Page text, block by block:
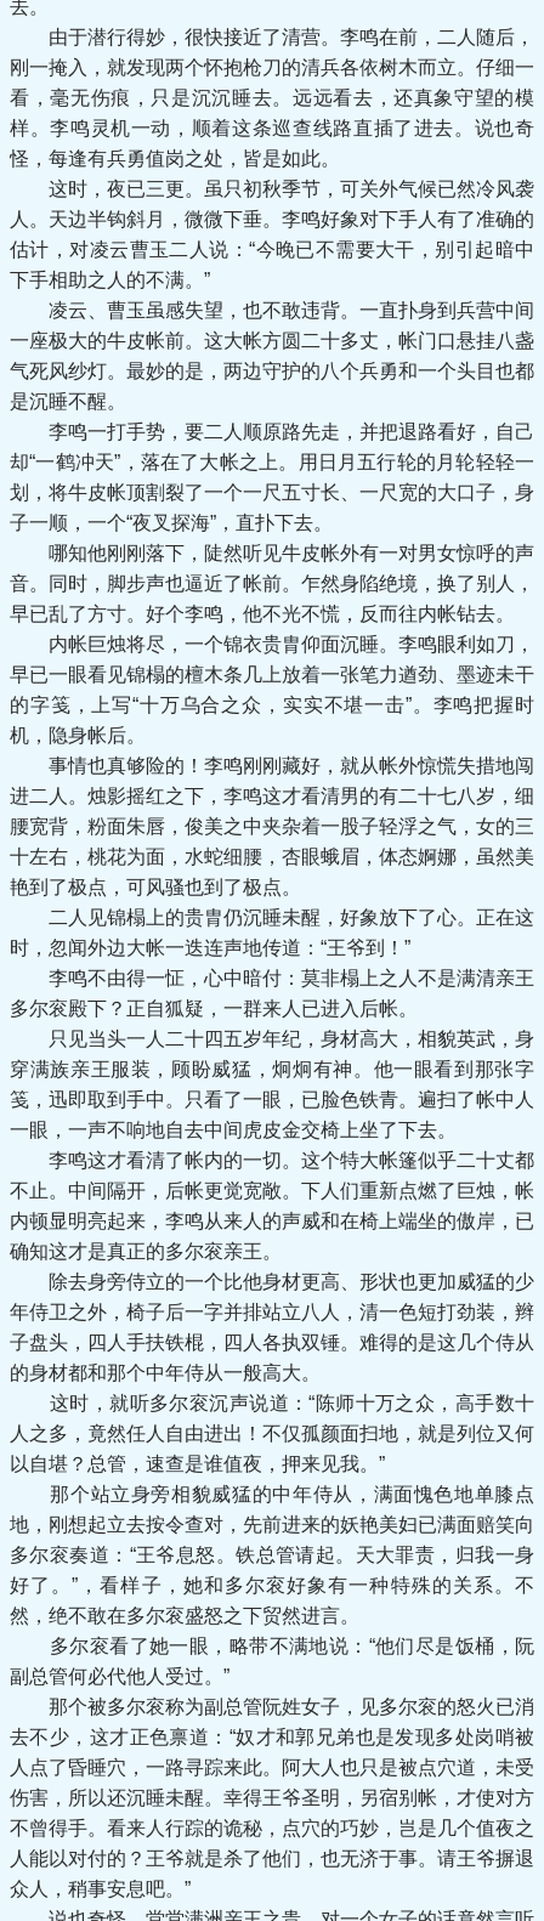
去。
由于潜行得妙，很快接近了清营。李鸣在前，二人随后，
刚一掩入，就发现两个怀抱枪刀的清兵各依树木而立。仔细一
看，毫无伤痕，只是沉沉睡去。远远看去，还真象守望的模
样。李鸣灵机一动，顺着这条巡查线路直插了进去。说也奇
怪，每逢有兵勇值岗之处，皆是如此。
这时，夜已三更。虽只初秋季节，可关外气候已然冷风袭
人。天边半钩斜月，微微下垂。李鸣好象对下手人有了准确的
估计，对凌云曹玉二人说：“今晚已不需要大干，别引起暗中
下手相助之人的不满。”
凌云、曹玉虽感失望，也不敢违背。一直扑身到兵营中间
一座极大的牛皮帐前。这大帐方圆二十多丈，帐门口悬挂八盏
气死风纱灯。最妙的是，两边守护的八个兵勇和一个头目也都
是沉睡不醒。
李鸣一打手势，要二人顺原路先走，并把退路看好，自己
却“一鹤冲天”，落在了大帐之上。用日月五行轮的月轮轻轻一
划，将牛皮帐顶割裂了一个一尺五寸长、一尺宽的大口子，身
子一顺，一个“夜叉探海”，直扑下去。
哪知他刚刚落下，陡然听见牛皮帐外有一对男女惊呼的声
音。同时，脚步声也逼近了帐前。乍然身陷绝境，换了别人，
早已乱了方寸。好个李鸣，他不光不慌，反而往内帐钻去。
内帐巨烛将尽，一个锦衣贵胄仰面沉睡。李鸣眼利如刀，
早已一眼看见锦榻的檀木条几上放着一张笔力遒劲、墨迹未干
的字笺，上写“十万乌合之众，实实不堪一击”。李鸣把握时
机，隐身帐后。
事情也真够险的！李鸣刚刚藏好，就从帐外惊慌失措地闯
进二人。烛影摇红之下，李鸣这才看清男的有二十七八岁，细
腰宽背，粉面朱唇，俊美之中夹杂着一股子轻浮之气，女的三
十左右，桃花为面，水蛇细腰，杏眼蛾眉，体态婀娜，虽然美
艳到了极点，可风骚也到了极点。
二人见锦榻上的贵胄仍沉睡未醒，好象放下了心。正在这
时，忽闻外边大帐一迭连声地传道：“王爷到！”
李鸣不由得一怔，心中暗付：莫非榻上之人不是满清亲王
多尔衮殿下？正自狐疑，一群来人已进入后帐。
只见当头一人二十四五岁年纪，身材高大，相貌英武，身
穿满族亲王服装，顾盼威猛，炯炯有神。他一眼看到那张字
笺，迅即取到手中。只看了一眼，已脸色铁青。遍扫了帐中人
一眼，一声不响地自去中间虎皮金交椅上坐了下去。
李鸣这才看清了帐内的一切。这个特大帐篷似乎二十丈都
不止。中间隔开，后帐更觉宽敞。下人们重新点燃了巨烛，帐
内顿显明亮起来，李鸣从来人的声威和在椅上端坐的傲岸，已
确知这才是真正的多尔衮亲王。
除去身旁侍立的一个比他身材更高、形状也更加威猛的少
年侍卫之外，椅子后一字并排站立八人，清一色短打劲装，辫
子盘头，四人手扶铁棍，四人各执双锤。难得的是这几个侍从
的身材都和那个中年侍从一般高大。
这时，就听多尔衮沉声说道：“陈师十万之众，高手数十
人之多，竟然任人自由进出！不仅孤颜面扫地，就是列位又何
以自堪？总管，速查是谁值夜，押来见我。”
那个站立身旁相貌威猛的中年侍从，满面愧色地单膝点
地，刚想起立去按令查对，先前进来的妖艳美妇已满面赔笑向
多尔衮奏道：“王爷息怒。铁总管请起。天大罪责，归我一身
好了。”，看样子，她和多尔衮好象有一种特殊的关系。不
然，绝不敢在多尔衮盛怒之下贸然进言。
多尔衮看了她一眼，略带不满地说：“他们尽是饭桶，阮
副总管何必代他人受过。”
那个被多尔衮称为副总管阮姓女子，见多尔衮的怒火已消
去不少，这才正色禀道：“奴才和郭兄弟也是发现多处岗哨被
人点了昏睡穴，一路寻踪来此。阿大人也只是被点穴道，未受
伤害，所以还沉睡未醒。幸得王爷圣明，另宿别帐，才使对方
不曾得手。看来人行踪的诡秘，点穴的巧妙，岂是几个值夜之
人能以对付的？王爷就是杀了他们，也无济于事。请王爷摒退
众人，稍事安息吧。”